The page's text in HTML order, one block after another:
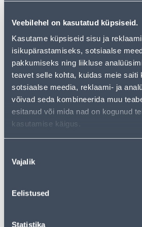
Veebilehel on kasutatud küpsiseid.
Kasutame küpsiseid sisu ja
isikupärastamiseks, sotsiaalse
pakkumiseks ning liikluse
teavet selle kohta, kuidas meie saiti
sotsiaalse meedia, reklaami- ja
võivad seda kombineerida muu
esitanud või mida nad on kogunud
kasutamise käigus.
valik
Vajalik
Eelistused
Statistika
LÜLITI SÜV 1-NE RAAMITA
VEKSEL ALFA TAMM
2.00 € /tk 3.00